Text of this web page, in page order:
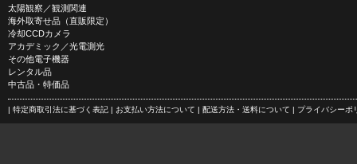
太陽観察／観測関連
海外取寄せ品（直販限定）
冷却CCDカメラ
アカデミック／光電測光
その他電子機器
レンタル品
中古品・特価品
| 特定商取引法に基づく表記 | お支払い方法について | 配送方法・送料について | プライバシーポ